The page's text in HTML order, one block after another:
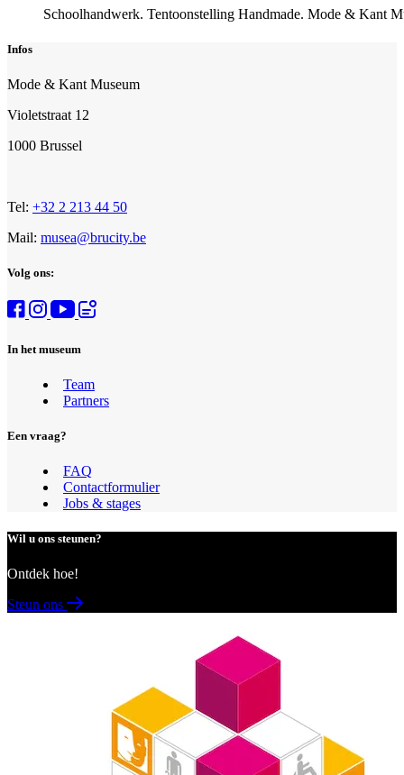
Schoolhandwerk. Tentoonstelling Handmade. Mode & Kant
Infos
Mode & Kant Museum
Violetstraat 12
1000 Brussel
Tel: +32 2 213 44 50
Mail: musea@brucity.be
Volg ons:
In het museum
Team
Partners
Een vraag?
FAQ
Contactformulier
Jobs & stages
Wil u ons steunen?
Ontdek hoe!
Steun ons